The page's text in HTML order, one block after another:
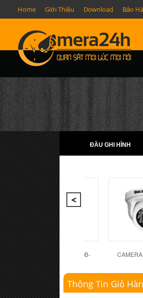
Home Giới Thiệu Download Bảo
ĐẦU GHI HÌNH
CAMERA QUESTEK QOB-
4183D
Thông Tin Giỏ